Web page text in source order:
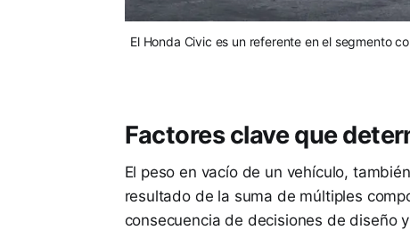
El Honda Civic es un referente en el segmento
Factores clave que
El peso en vacío de un vehículo,
resultado de la suma de múltiples
consecuencia de decisiones de diseño